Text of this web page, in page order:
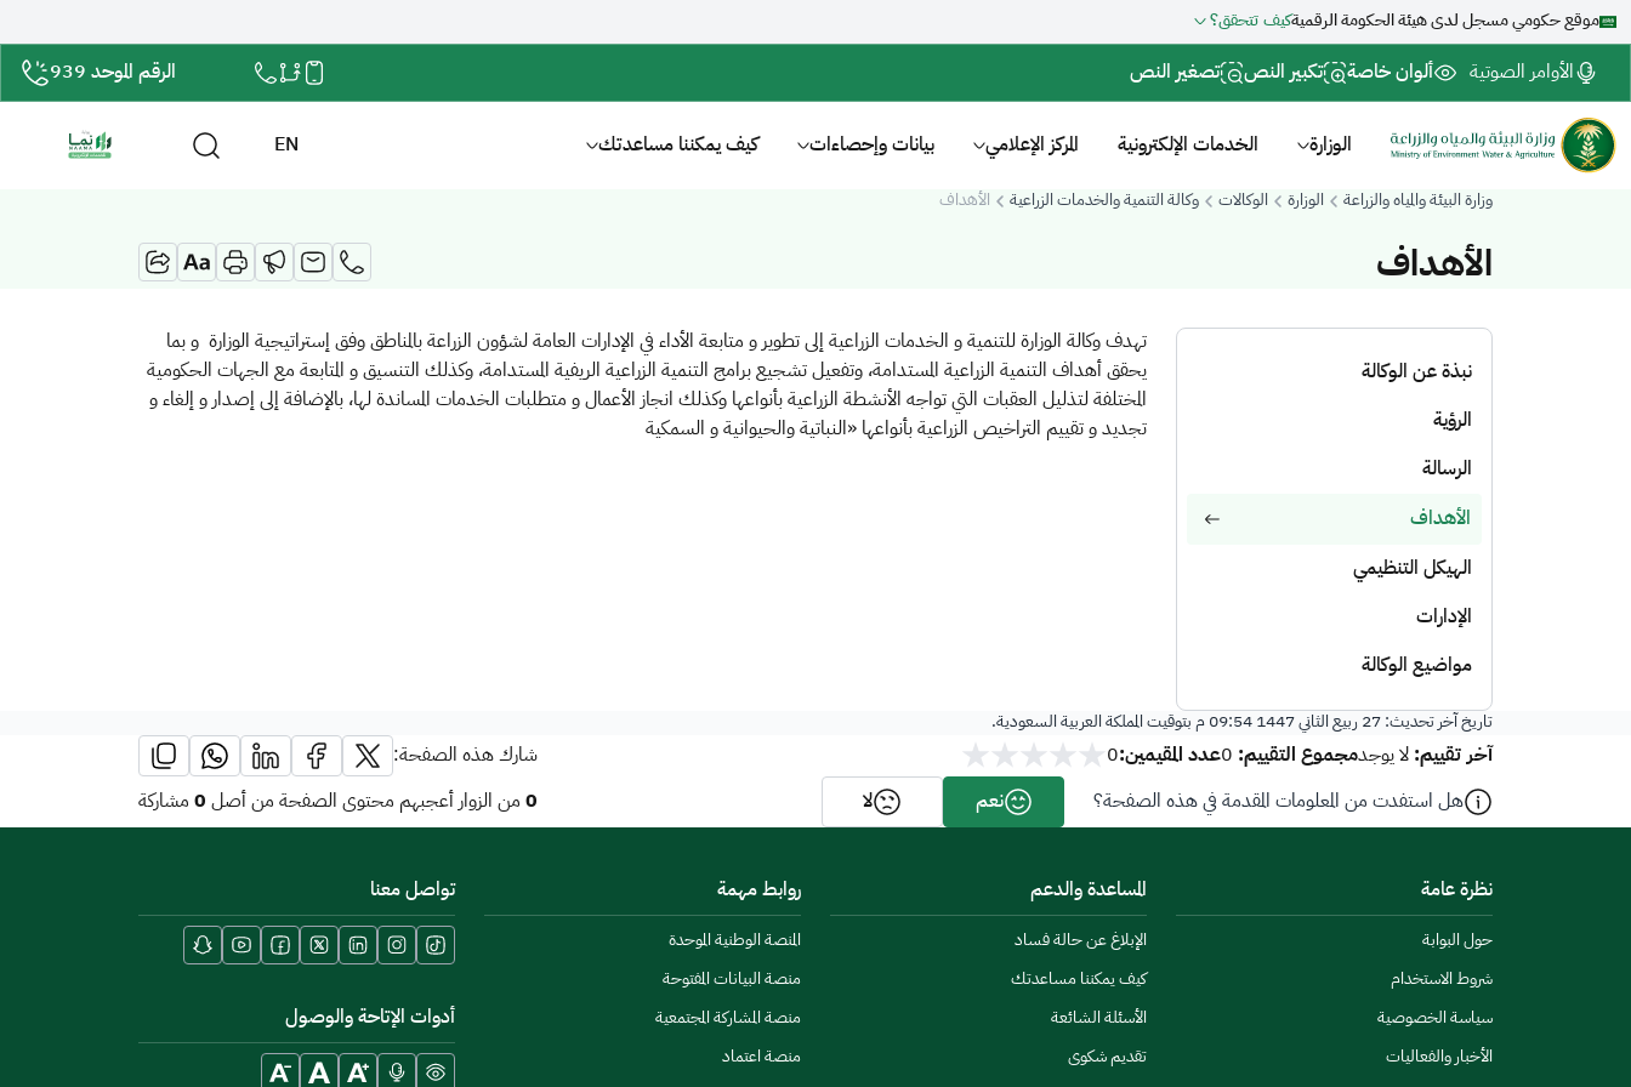
موقع حكومي مسجل لدى هيئة الحكومة الرقميةكيف تتحقق؟
الأوامر الصوتية ألوان خاصة تكبير النص تصغير النص الرقم الموحد 939
الوزارة الخدمات الإلكترونية المركز الإعلامي بيانات وإحصاءات كيف يمكننا مساعدتك EN
وزارة البيئة والمياه والزراعة الوزارة الوكالات وكالة التنمية والخدمات الزراعية الأهداف
الأهداف
نبذة عن الوكالة
الرؤية
الرسالة
الأهداف
الهيكل التنظيمي
الإدارات
مواضيع الوكالة
​تهدف وكالة الوزارة للتنمية و الخدمات الزراعية إلى تطوير و متابعة الأداء في الإدارات العامة لشؤون الزراعة بالمناطق وفق إستراتيجية الوزارة و بما
يحقق أهداف التنمية الزراعية المستدامة، وتفعيل تشجيع برامج التنمية الزراعية الريفية المستدامة، وكذلك التنسيق و المتابعة مع الجهات الحكومية
المختلفة لتذليل العقبات التي تواجه الأنشطة الزراعية بأنواعها وكذلك انجاز الأعمال و متطلبات الخدمات المساندة لها، بالإضافة إلى إصدار و إلغاء و
تجديد و تقييم التراخيص الزراعية بأنواعها «النباتية والحيوانية و السمكية
تاريخ آخر تحديث:27 ربيع الثاني 1447 09:54 م بتوقيت المملكة العربية السعودية.
آخر تقييم:لا يوجدمجموع التقييم: 0عدد المقيمين:0
شارك هذه الصفحة:
هل استفدت من المعلومات المقدمة في هذه الصفحة؟
نعم لا 0من الزوار أعجبهم محتوى الصفحة من أصل0مشاركة
نظرة عامة
حول البوابة
شروط الاستخدام
سياسة الخصوصية
الأخبار والفعاليات
المساعدة والدعم
الإبلاغ عن حالة فساد
كيف يمكننا مساعدتك
الأسئلة الشائعة
تقديم شكوى
روابط مهمة
المنصة الوطنية الموحدة
منصة البيانات المفتوحة
منصة المشاركة المجتمعية
منصة اعتماد
تواصل معنا
أدوات الإتاحة والوصول